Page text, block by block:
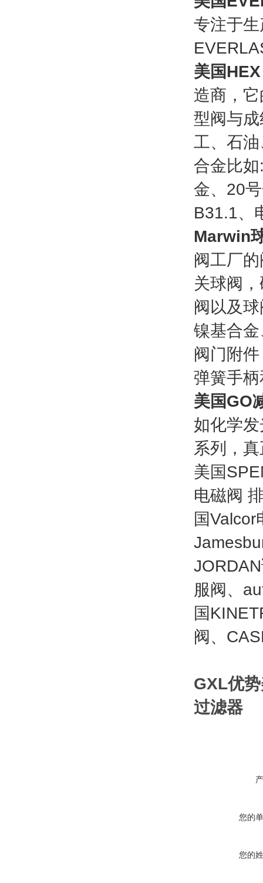
专注于
美国
造商，
型阀与
工、石
合金比
金、20
B31.1、
Marwin
阀工厂
关球阀
阀以及
镍基合
阀门附
弹簧手
美国GO
如化学
系列，
美国
电磁阀
国
服阀、
国
阀、
GXL优
过滤器
您的
您的